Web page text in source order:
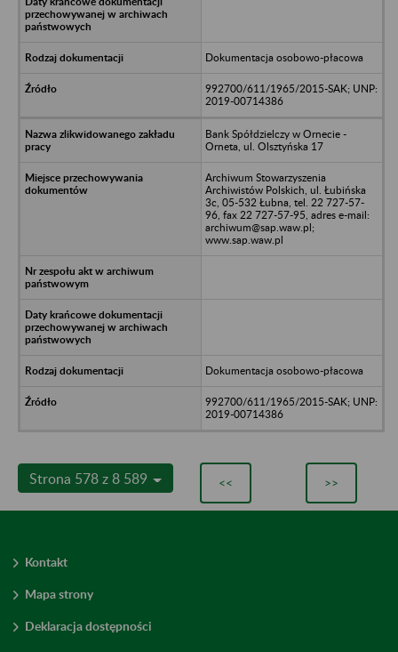
Dokumentacja osobowo-płacowa
992700/611/1965/2015-SAK; UNP:
2019-00714386
Bank Spółdzielczy w Ornecie -
Orneta, ul. Olsztyńska 17
Archiwum Stowarzyszenia
Archiwistów Polskich, ul. Łubińska
3c, 05-532 Łubna, tel. 22 727-57-
96, fax 22 727-57-95, adres e-mail:
archiwum@sap.waw.pl;
www.sap.waw.pl
Dokumentacja osobowo-płacowa
992700/611/1965/2015-SAK; UNP:
2019-00714386
Strona 578 z 8 589 << >>
Kontakt
Mapa strony
Deklaracja dostępności